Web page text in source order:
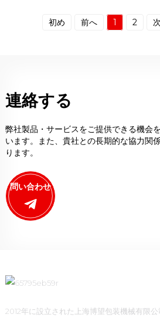
初め 前へ 1 2 次
連絡する
弊社製品・サービスをご提供できる機会
います。また、貴社との長期的な協力関
ります。
問い合わせ
2012年に設立された上海博望包装機械有限